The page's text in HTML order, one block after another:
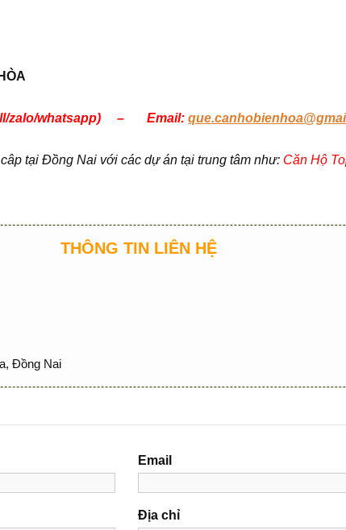
zalo/whatsapp) – Email:
tại Đồng Nai với các dự án tại trung tâm như: Căn Hộ
THÔNG TIN LIÊN HỆ
Đồng Nai
Email
Địa chỉ